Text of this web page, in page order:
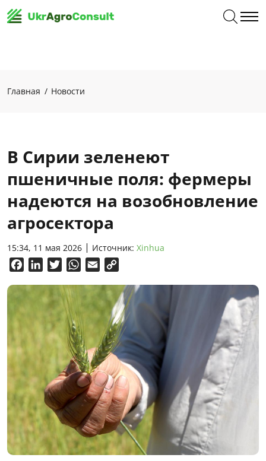
Главная Новости
В Сирии зеленеют
пшеничные поля: фермеры
надеются на возобновление
агросектора
15:34, 11 мая 2026 Источник: Xinhua
FacebookLinkedInTwitterWhatsApp
Email